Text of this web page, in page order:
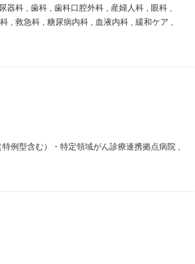
器科 歯科 歯科口腔外科 産婦人科
眼科
救急科 糖尿病内科 血液内科
緩和ケア
例型含む）・特定領域がん診療連携拠点病院